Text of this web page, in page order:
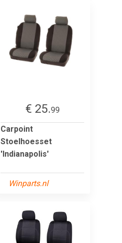
€ 25.99
Carpoint
Stoelhoesset
'Indianapolis'
Winparts.nl